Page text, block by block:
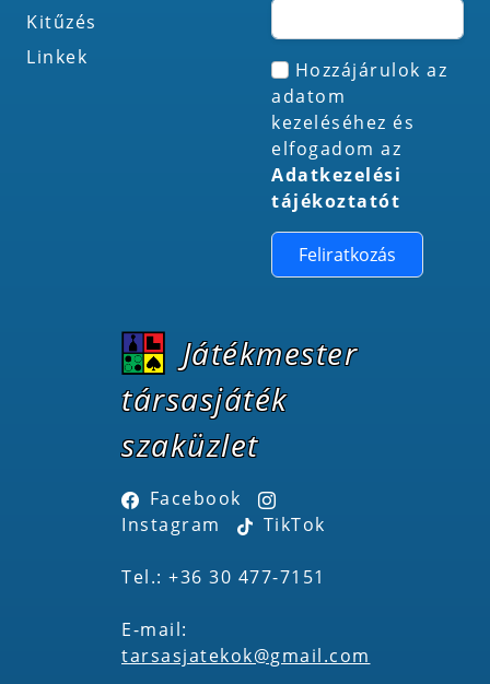
Kitűzés
Linkek
Hozzájárulok az
adatom
kezeléséhez és
elfogadom az
Adatkezelési
tájékoztatót
Feliratkozás
Játékmester
társasjáték
szaküzlet
Facebook
Instagram
TikTok
Tel.: +36 30 477-7151
E-mail:
tarsasjatekok@gmail.com